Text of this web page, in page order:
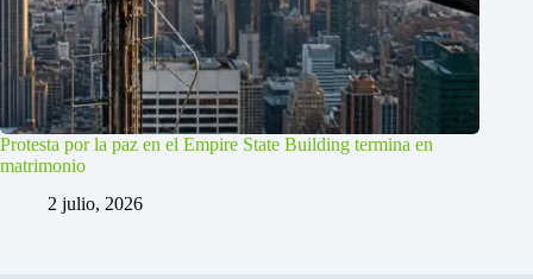
Protesta por la paz en el Empire State Building termina en
matrimonio
2 julio, 2026